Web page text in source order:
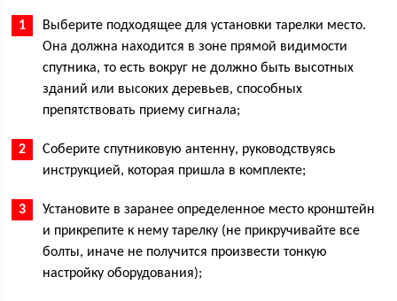
Выберите подходящее для установки тарелки место.
Она должна находится в зоне прямой видимости
спутника, то есть вокруг не должно быть высотных
зданий или высоких деревьев, способных
препятствовать приему сигнала;
Соберите спутниковую антенну, руководствуясь
инструкцией, которая пришла в комплекте;
Установите в заранее определенное место кронштейн
и прикрепите к нему тарелку (не прикручивайте все
болты, иначе не получится произвести тонкую
настройку оборудования);